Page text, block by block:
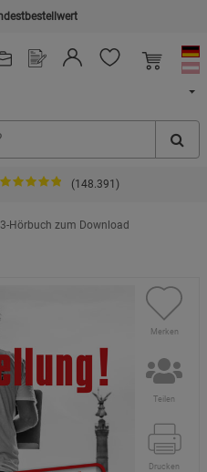
(148.391)
Hörbuch zum Download
Merken
Teilen
Drucken